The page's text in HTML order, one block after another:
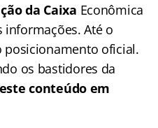
da Caixa Econômica
informações. Até o
oficial.
os bastidores da
conteúdo em